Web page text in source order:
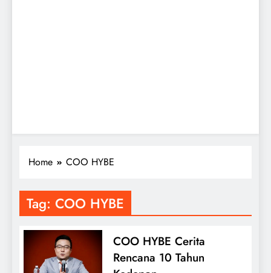
Home COO HYBE
Tag: COO HYBE
COO HYBE Cerita
Rencana 10 Tahun